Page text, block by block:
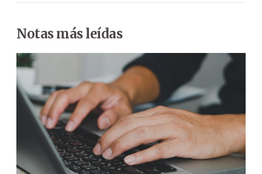
Notas más leídas